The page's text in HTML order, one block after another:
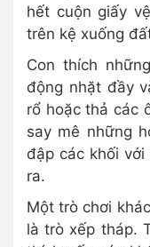
hết cuộn giấy
trên kệ xuống
Con thích
động nhặt đầy
rổ hoặc thả các
say mê những
đập các khối
ra.
Một trò chơi
là trò xếp tháp.